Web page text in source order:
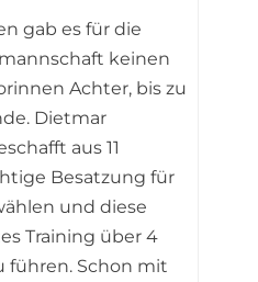
gab es für die
keinen
Achter, bis zu
Dietmar
aus 11
Besatzung für
und diese
Training über 4
führen. Schon mit